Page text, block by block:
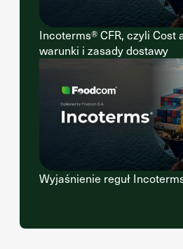
Incoterms® CFR, czyli Cost
warunki i zasady dostawy
Wyjaśnienie reguł